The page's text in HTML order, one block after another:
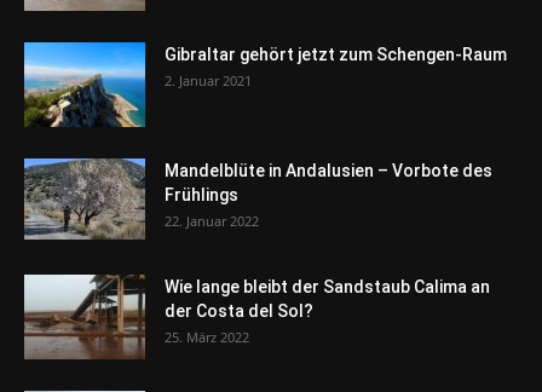
Gibraltar gehört jetzt zum Schengen-Raum
2. Januar 2021
Mandelblüte in Andalusien – Vorbote des
Frühlings
22. Januar 2022
Wie lange bleibt der Sandstaub Calima an
der Costa del Sol?
25. März 2022